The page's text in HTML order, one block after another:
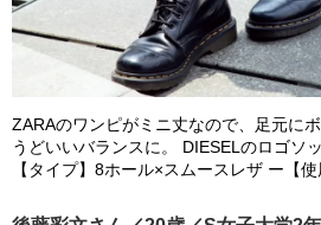
ZARAのワンピがミニ丈なので、足元に
うどいいバランスに。 DIESELのロゴソ
【タイプ】8ホール×スムースレザ ー【